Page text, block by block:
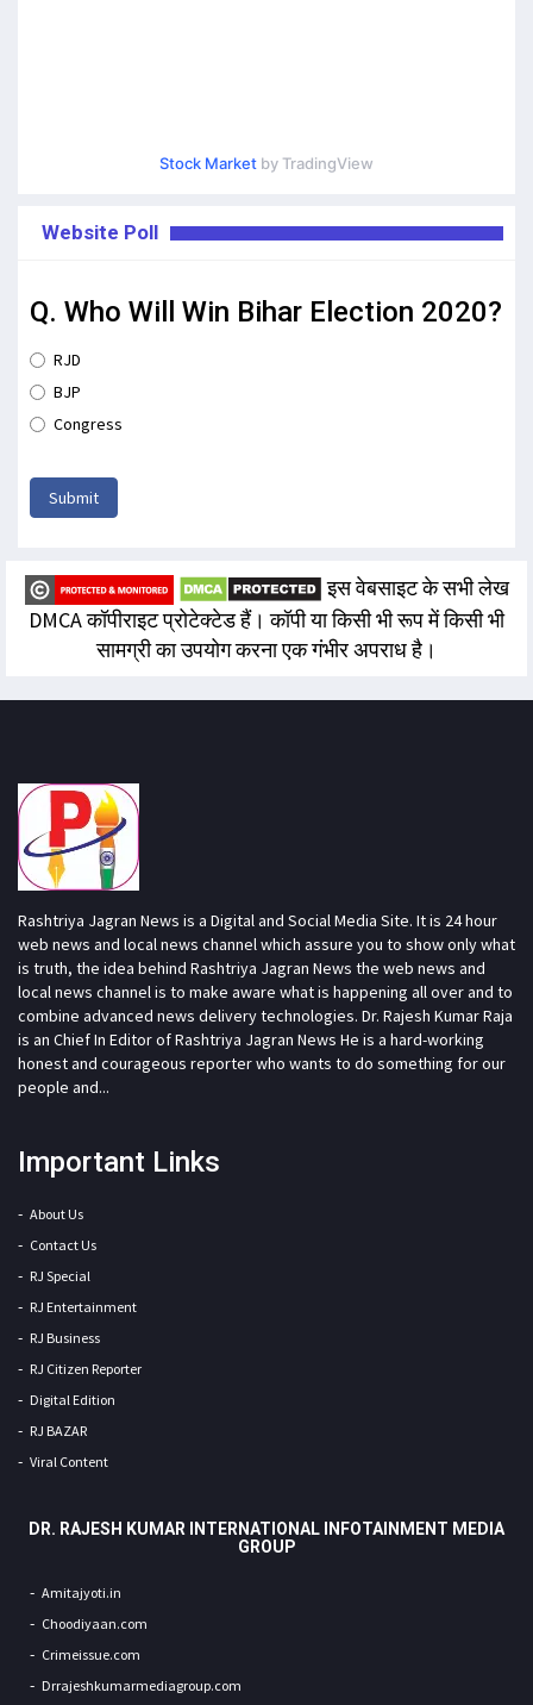
Stock Market by TradingView
Website Poll
Q. Who Will Win Bihar Election 2020?
RJD
BJP
Congress
Submit
इस वेबसाइट के सभी लेख
DMCA कॉपीराइट प्रोटेक्टेड हैं। कॉपी या किसी भी रूप में किसी भी
सामग्री का उपयोग करना एक गंभीर अपराध है।
Rashtriya Jagran News is a Digital and Social Media Site. It is 24 hour
web news and local news channel which assure you to show only what
is truth, the idea behind Rashtriya Jagran News the web news and
local news channel is to make aware what is happening all over and to
combine advanced news delivery technologies. Dr. Rajesh Kumar Raja
is an Chief In Editor of Rashtriya Jagran News He is a hard-working
honest and courageous reporter who wants to do something for our
people and...
Important Links
About Us
Contact Us
RJ Special
RJ Entertainment
RJ Business
RJ Citizen Reporter
Digital Edition
RJ BAZAR
Viral Content
DR. RAJESH KUMAR INTERNATIONAL INFOTAINMENT MEDIA
GROUP
Amitajyoti.in
Choodiyaan.com
Crimeissue.com
Drrajeshkumarmediagroup.com